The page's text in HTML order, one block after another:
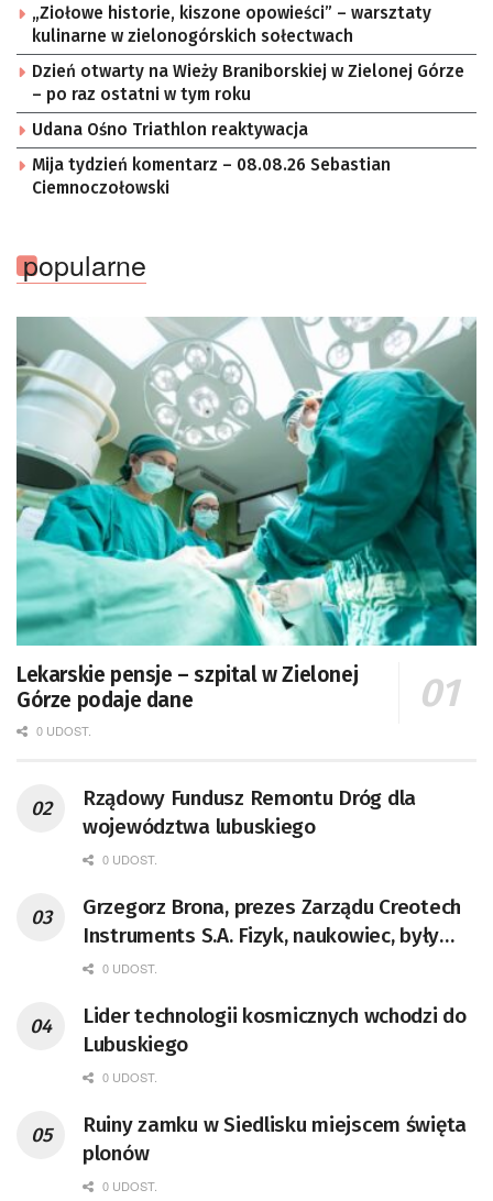
„Ziołowe historie, kiszone opowieści” – warsztaty
kulinarne w zielonogórskich sołectwach
Dzień otwarty na Wieży Braniborskiej w Zielonej Górze
– po raz ostatni w tym roku
Udana Ośno Triathlon reaktywacja
Mija tydzień komentarz – 08.08.26 Sebastian
Ciemnoczołowski
popularne
Lekarskie pensje – szpital w Zielonej
Górze podaje dane
0 UDOST.
Rządowy Fundusz Remontu Dróg dla
województwa lubuskiego
0 UDOST.
Grzegorz Brona, prezes Zarządu Creotech
Instruments S.A. Fizyk, naukowiec, były
pracownik CERN w Genewie,
doktor habilitowany nauk fizycznych,
koordynator Rady Sektorowej ds.
Kompetencji Przemysłu Lotniczo-
Badań Kosmicznych i Satelitarnych PAN.
0 UDOST.
Lider technologii kosmicznych wchodzi do
Lubuskiego
0 UDOST.
Ruiny zamku w Siedlisku miejscem święta
plonów
0 UDOST.